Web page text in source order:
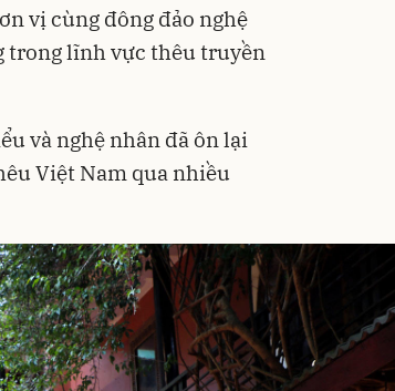
vị cùng đông đảo nghệ
trong lĩnh vực thêu truyền
và nghệ nhân đã ôn lại
Việt Nam qua nhiều